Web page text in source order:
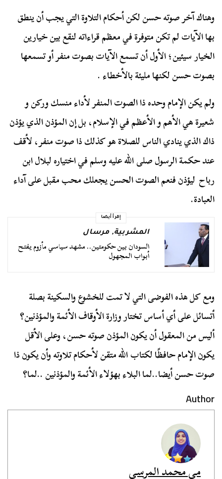
وهناك آخر صوته حسن لكن أحكام التلاوة التي يجب أن ينطق
بها الآيات لم تكن متوفرة في معظم قراءاته لنقع بين خيارين
الخيار سيئين؛ الأول أن تسمع الآيات بصوت منفر أو تسمعها
بصوت حسن لكنها مليئة بالأخطاء .
ولم يكن الإمام وحده ذا الصوت المنفر لأداء منسك وركن و
شعيرة هي الأهم و الأعظم في الإسلام، بل إن المؤذن الذي يؤذن
ذاك الذي ينادي الناس للصلاة هو كذلك ذا صوت منفر، لأقف
عند حكمة الرسول صلى الله عليه وسلم في اختياره لبلال ابن
رباح ليؤذن فنعم الصوت الحسن يجعلك محب مقبل على آداء
العبادة.
إقرأ أيضا
المشربية,مرسال
السودان بين حكومتين.. مشهد سياسي مأزوم يفتح
أبواب المجهول
ومع كل هذه الفوضى التي لا تمت للخشوع والسكينة بصلة
أتسائل على أي أساس تختار وزارة الأوقاف الأئمة والمؤذنين؟
أليس من المعقول أن يكون المؤذن صوته حسن، وعلى الأقل
يكون الإمام حافظًا لكتاب الله متقن لأحكام تلاوته وأن يكون ذا
صوت حسن أيضا..لما البلاء بهؤلاء الأئمة والمؤذنين ..لما؟
Author
مي محمد المرسي